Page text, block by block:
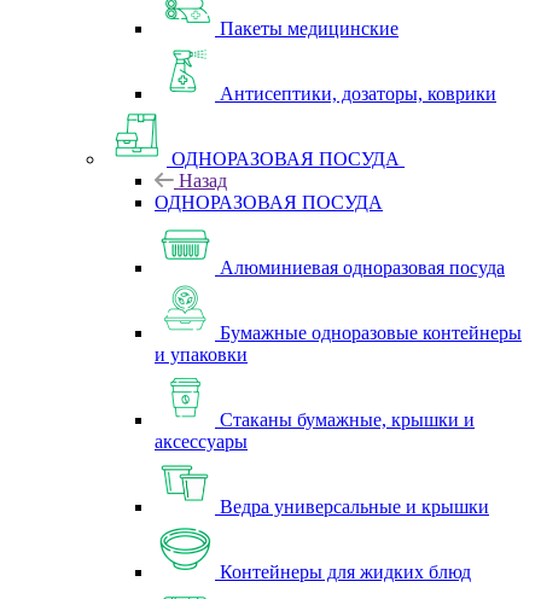
Пакеты медицинские
Антисептики, дозаторы, коврики
ОДНОРАЗОВАЯ ПОСУДА
Назад
ОДНОРАЗОВАЯ ПОСУДА
Алюминиевая одноразовая посуда
Бумажные одноразовые контейнеры
и упаковки
Стаканы бумажные, крышки и
аксессуары
Ведра универсальные и крышки
Контейнеры для жидких блюд